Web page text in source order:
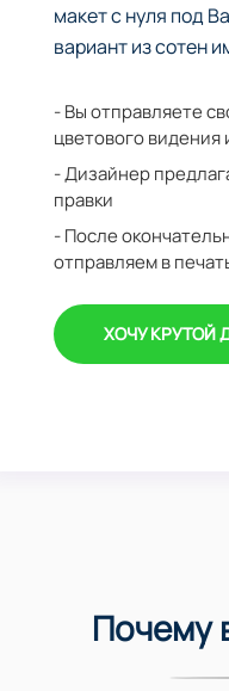
макет с нуля под
вариант из сотен
- Вы отправляете
цветового
- Дизайнер
правки
- После
отправляем в
ХОЧУ КРУТОЙ
Почему